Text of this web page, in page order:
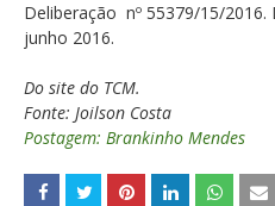
Deliberação nº 55379/15/2016.
junho 2016.
Do site do TCM.
Fonte: Joilson Costa
Postagem: Brankinho Mendes